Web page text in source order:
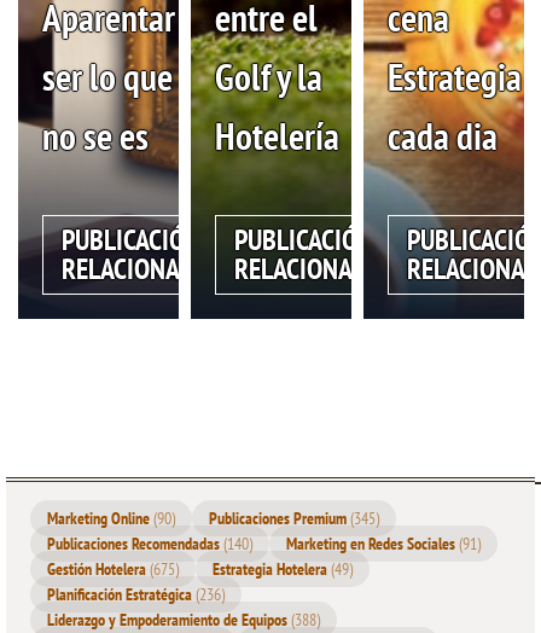
Aparentar
ser lo que
no se es
PUBLICACIÓN
RELACIONADA
entre el
Golf y la
Hotelería
PUBLICACIÓN
RELACIONADA
cena
Estrategia
cada dia
Marketing Online(90) Publicaciones Premium(345)
Publicaciones Recomendadas(140) Marketing en Redes Sociales(91)
Gestión Hotelera(675) Estrategia Hotelera(49)
Planificación Estratégica(236)
Liderazgo y Empoderamiento de Equipos(388)